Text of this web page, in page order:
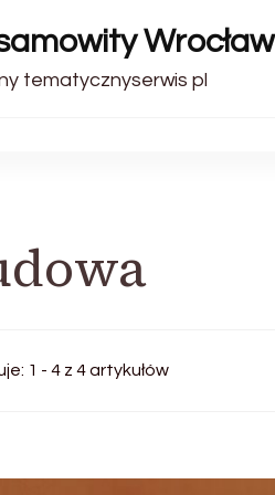
Wrocław
tematycznyserwis pl
1 - 4 z 4 artykułów